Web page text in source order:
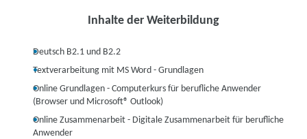
Inhalte der Weiterbildung
Deutsch B2.1 und B2.2
Textverarbeitung mit MS Word - Grundlagen
Online Grundlagen - Computerkurs für berufliche Anwender
(Browser und Microsoft® Outlook)
Online Zusammenarbeit - Digitale Zusammenarbeit für berufliche
Anwender